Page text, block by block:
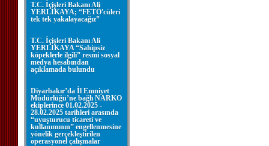
T.C. İçişleri Bakanı Ali
YERLİKAYA; “FETÖ'cüleri
tek tek yakalayacağız”
T.C. İçişleri Bakanı Ali
YERLİKAYA “Sahipsiz
köpeklerle ilgili” resmi sosyal
medya hesabından
açıklamada bulundu
Diyarbakır’da İl Emniyet
Müdürlüğü’ne bağlı NARKO
ekiplerince 01.02.2025 -
28.02.2025 tarihleri arasında
“uyuşturucu ticareti ve
kullanımının” engellenmesine
yönelik gerçekleştirilen
operasyonel çalışmalar